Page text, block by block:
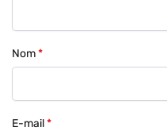
Nom*
E-mail*